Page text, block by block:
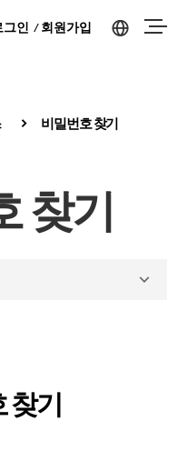
그인 회원가입
비밀번호 찾기
찾기
기